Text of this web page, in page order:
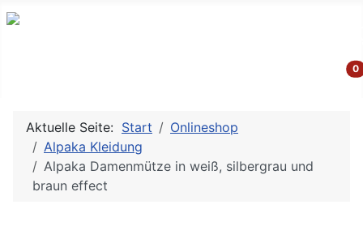
0
Aktuelle Seite: Start
Onlineshop
Alpaka Kleidung
Alpaka Damenmütze in weiß, silbergrau und
braun effect